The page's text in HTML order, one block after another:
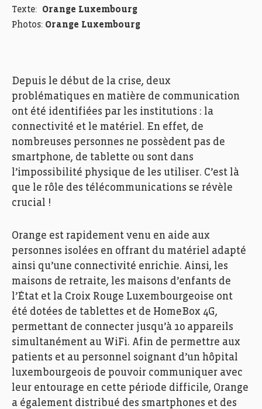
Texte:
Orange Luxembourg
Photos: Orange Luxembourg
Depuis le début de la crise, deux
problématiques en matière de communication
ont été identifiées par les institutions : la
connectivité et le matériel. En effet, de
nombreuses personnes ne possèdent pas de
smartphone, de tablette ou sont dans
l’impossibilité physique de les utiliser. C’est là
que le rôle des télécommunications se révèle
crucial !
Orange est rapidement venu en aide aux
personnes isolées en offrant du matériel adapté
ainsi qu’une connectivité enrichie. Ainsi, les
maisons de retraite, les maisons d’enfants de
l’État et la Croix Rouge Luxembourgeoise ont
été dotées de tablettes et de HomeBox 4G,
permettant de connecter jusqu’à 10 appareils
simultanément au WiFi. Afin de permettre aux
patients et au personnel soignant d’un hôpital
luxembourgeois de pouvoir communiquer avec
leur entourage en cette période difficile, Orange
a également distribué des smartphones et des